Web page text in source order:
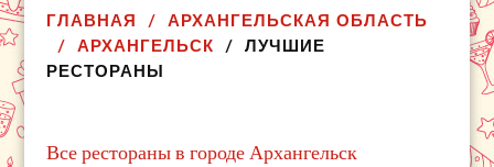
ГЛАВНАЯ
АРХАНГЕЛЬСКАЯ ОБЛАСТЬ
АРХАНГЕЛЬСК
ЛУЧШИЕ
РЕСТОРАНЫ
Все рестораны в городе Архангельск